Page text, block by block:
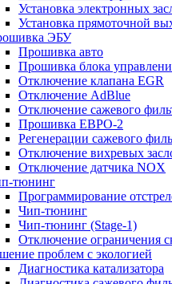
Установка электронных
Установка прямоточной
ЭБУ
Прошивка авто
Прошивка блока
Отключение клапана EGR
Отключение AdBlue
Отключение сажевого
Прошивка ЕВРО-2
Регенерации сажевого
Отключение вихревых
Отключение датчика NOX
тюнинг
Программирование
Чип-тюнинг
Чип-тюнинг (Stage-1)
Отключение ограничения
проблем с экологией
Диагностика катализатора